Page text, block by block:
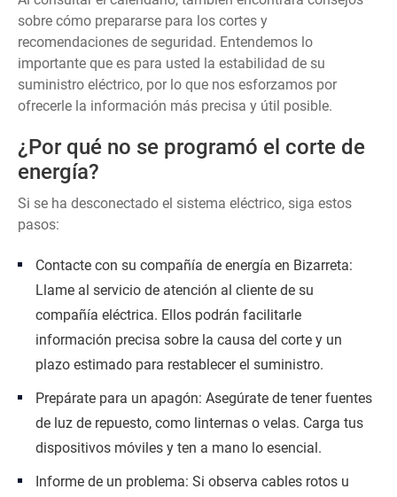
sobre cómo prepararse para los cortes y
recomendaciones de seguridad. Entendemos lo
importante que es para usted la estabilidad de su
suministro eléctrico, por lo que nos esforzamos por
ofrecerle la información más precisa y útil posible.
¿Por qué no se programó el corte de
energía?
Si se ha desconectado el sistema eléctrico, siga estos
pasos:
Contacte con su compañía de energía en Bizarreta:
Llame al servicio de atención al cliente de su
compañía eléctrica. Ellos podrán facilitarle
información precisa sobre la causa del corte y un
plazo estimado para restablecer el suministro.
Prepárate para un apagón: Asegúrate de tener fuentes
de luz de repuesto, como linternas o velas. Carga tus
dispositivos móviles y ten a mano lo esencial.
Informe de un problema: Si observa cables rotos u